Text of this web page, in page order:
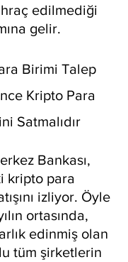
edilmediği
gelir.
Birimi Talep
Kripto Para
Satmalıdır
Bankası,
kripto para
izliyor. Öyle
ortasında,
edinmiş olan
tüm şirketlerin